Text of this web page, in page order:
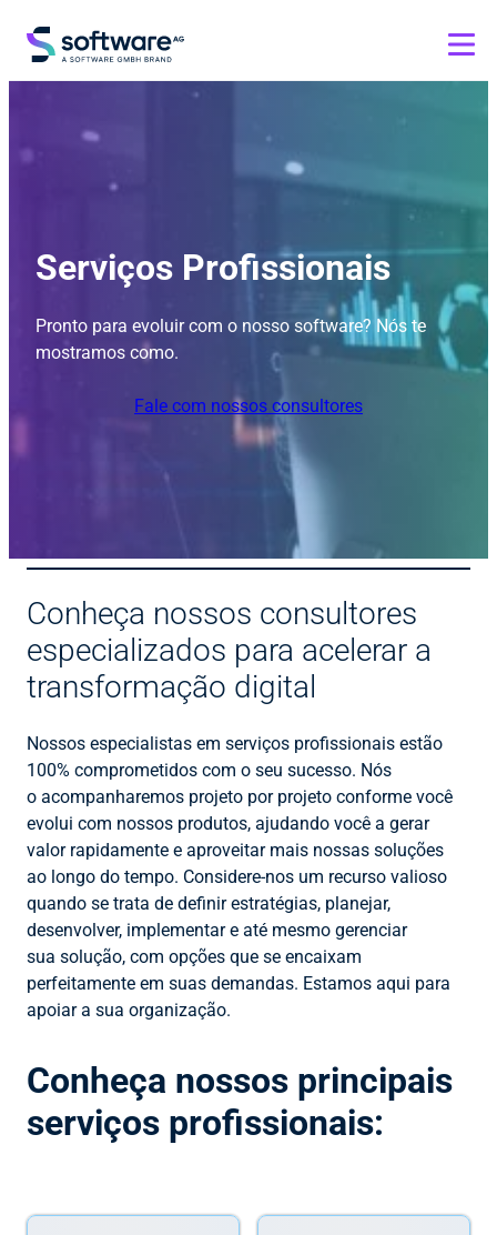
Serviços Profissionais
Pronto para evoluir com o nosso software? Nós te
mostramos como.
Fale com nossos consultores
Conheça nossos consultores
especializados para acelerar a
transformação digital
Nossos especialistas em serviços profissionais estão
100% comprometidos com o seu sucesso. Nós
o acompanharemos projeto por projeto conforme você
evolui com nossos produtos, ajudando você a gerar
valor rapidamente e aproveitar mais nossas soluções
ao longo do tempo. Considere-nos um recurso valioso
quando se trata de definir estratégias, planejar,
desenvolver, implementar e até mesmo gerenciar
sua solução, com opções que se encaixam
perfeitamente em suas demandas. Estamos aqui para
apoiar a sua organização.
Conheça nossos principais
serviços profissionais: